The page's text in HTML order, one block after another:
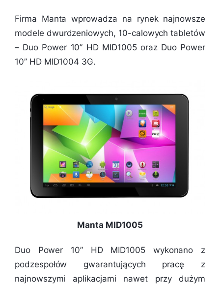
Firma Manta wprowadza na rynek najnowsze
modele dwurdzeniowych, 10-calowych tabletów
– Duo Power 10” HD MID1005 oraz Duo Power
10” HD MID1004 3G.
Manta MID1005
Duo Power 10” HD MID1005 wykonano z
podzespołów gwarantujących pracę z
najnowszymi aplikacjami nawet przy dużym